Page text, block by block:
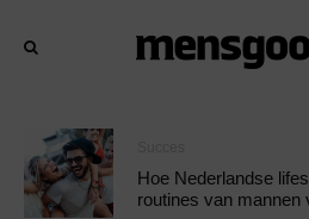
Hoe Nederlandse
routines van mannen